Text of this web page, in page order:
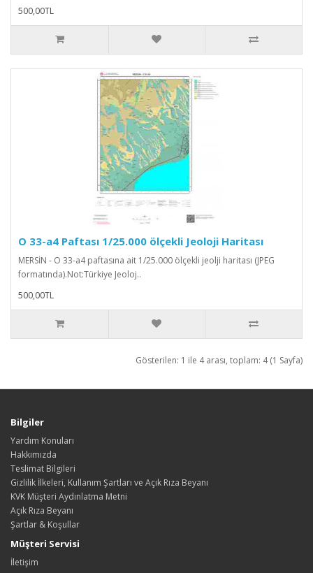
500,00TL
O 33-a4 Paftası 1/25.000 ölçekli Jeoloji Haritası
MERSİN - O 33-a4 paftasına ait 1/25.000 ölçekli jeolji haritası (JPEG
formatında).Not:Türkiye Jeoloj..
500,00TL
Gösterilen: 1 ile 4 arası, toplam: 4 (1 Sayfa)
Bilgiler
Yardım Konuları
Hakkımızda
Teslimat Bilgileri
Gizlilik İlkeleri, Kullanım Şartları ve Açık Rıza Beyanı
KVK Müşteri Aydınlatma Metni
Açık Rıza Beyanı
Şartlar & Koşullar
Müşteri Servisi
İletişim